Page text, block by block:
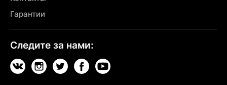
Гарантии
Следите за нами: